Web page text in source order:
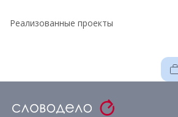
Реализованные проекты